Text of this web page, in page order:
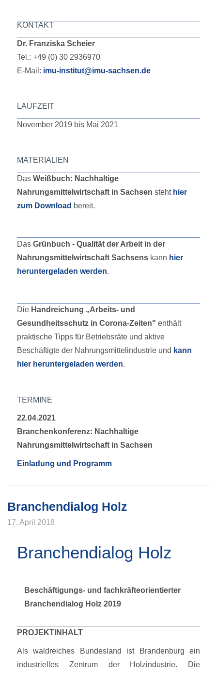
KONTAKT
Dr. Franziska Scheier
Tel.: +49 (0) 30 2936970
E-Mail: imu-institut@imu-sachsen.de
LAUFZEIT
November 2019 bis Mai 2021
MATERIALIEN
Das Weißbuch: Nachhaltige
Nahrungsmittelwirtschaft in Sachsen steht hier
zum Download bereit.
Das Grünbuch - Qualität der Arbeit in der
Nahrungsmittelwirtschaft Sachsens kann hier
heruntergeladen werden.
Die Handreichung „Arbeits- und
Gesundheitsschutz in Corona-Zeiten" enthält
praktische Tipps für Betriebsräte und aktive
Beschäftigte der Nahrungsmittelindustrie und kann
hier heruntergeladen werden.
TERMINE
22.04.2021
Branchenkonferenz: Nachhaltige
Nahrungsmittelwirtschaft in Sachsen
Einladung und Programm
Branchendialog Holz
17. April 2018
Branchendialog Holz
Beschäftigungs- und fachkräfteorientierter
Branchendialog Holz 2019
PROJEKTINHALT
Als waldreiches Bundesland ist Brandenburg ein
industrielles Zentrum der Holzindustrie. Die